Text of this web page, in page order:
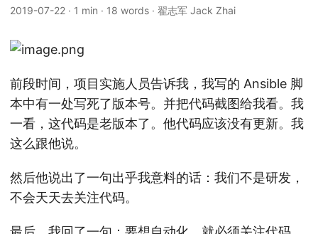
2019-07-22 · 1 min · 18 words · 翟志军 Jack Zhai
前段时间，项目实施人员告诉我，我写的 Ansible 脚
本中有一处写死了版本号。并把代码截图给我看。我
一看，这代码是老版本了。他代码应该没有更新。我
这么跟他说。
然后他说出了一句出乎我意料的话：我们不是研发，
不会天天去关注代码。